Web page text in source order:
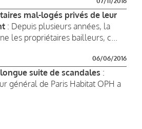
mal-logés privés de leur
: Depuis plusieurs années, la
les propriétaires bailleurs, c...
06/06/2016
suite de scandales :
général de Paris Habitat OPH a